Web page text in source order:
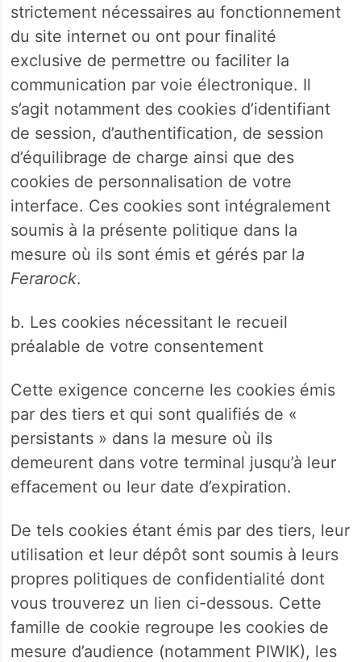
strictement nécessaires au fonctionnement
du site internet ou ont pour finalité
exclusive de permettre ou faciliter la
communication par voie électronique. Il
s’agit notamment des cookies d’identifiant
de session, d’authentification, de session
d’équilibrage de charge ainsi que des
cookies de personnalisation de votre
interface. Ces cookies sont intégralement
soumis à la présente politique dans la
mesure où ils sont émis et gérés par la
Ferarock.
b. Les cookies nécessitant le recueil
préalable de votre consentement
Cette exigence concerne les cookies émis
par des tiers et qui sont qualifiés de «
persistants » dans la mesure où ils
demeurent dans votre terminal jusqu’à leur
effacement ou leur date d’expiration.
De tels cookies étant émis par des tiers, leur
utilisation et leur dépôt sont soumis à leurs
propres politiques de confidentialité dont
vous trouverez un lien ci-dessous. Cette
famille de cookie regroupe les cookies de
mesure d’audience (notamment PIWIK), les